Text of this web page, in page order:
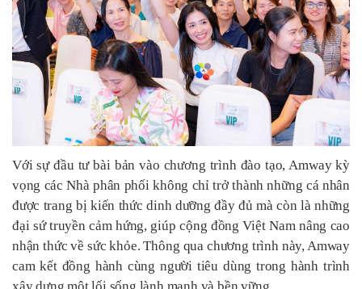
Với sự đầu tư bài bản vào chương trình đào tạo, Amway kỳ
vọng các Nhà phân phối không chỉ trở thành những cá nhân
được trang bị kiến thức dinh dưỡng đầy đủ mà còn là những
đại sứ truyền cảm hứng, giúp cộng đồng Việt Nam nâng cao
nhận thức về sức khỏe. Thông qua chương trình này, Amway
cam kết đồng hành cùng người tiêu dùng trong hành trình